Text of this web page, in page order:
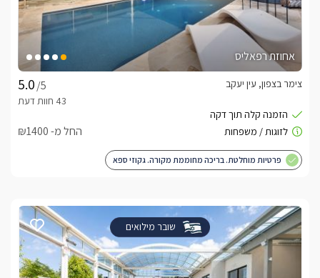
אחוזת רפאליס
/5
צימר בצפון, עין יעקב
החל מ- ₪1400
פרטיות מוחלטת. בריכה מחוממת מקורה. גקוזי ספא
שובר מילואים